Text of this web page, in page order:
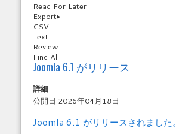
Read For Later
Export▸
CSV
Text
Review
Find All
Joomla 6.1 がリリース
詳細
公開日:2026年04月18日
Joomla 6.1 がリリースされました。